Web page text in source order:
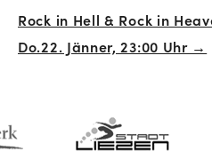
Navigation
Rock in Hell & Rock in
Do.22. Jänner, 23:00 Uhr →